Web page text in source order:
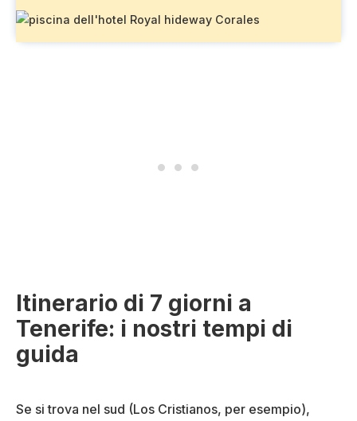
Itinerario di 7 giorni a
Tenerife: i nostri tempi di
guida
Se si trova nel sud (Los Cristianos, per esempio),